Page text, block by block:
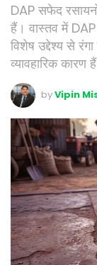
DAP सफेद
हैं। वास्तव में DAP
विशेष उद्देश्य से
व्यावहारिक कारण
byVipin